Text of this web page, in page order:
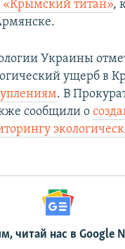
«Крымский титан»,
Украины
ущерб в
. В
сообщили о
читай нас в Google